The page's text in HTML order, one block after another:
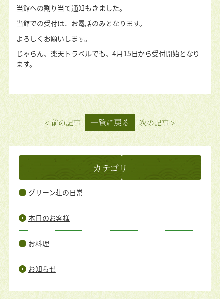
当館への割り当て通知もきました。
当館での受付は、お電話のみとなります。
よろしくお願いします。
じゃらん、楽天トラベルでも、4月15日から受付開始となり
ます。
< 前の記事 一覧に戻る 次の記事 >
カテゴリ
グリーン荘の日常
本日のお客様
お料理
お知らせ